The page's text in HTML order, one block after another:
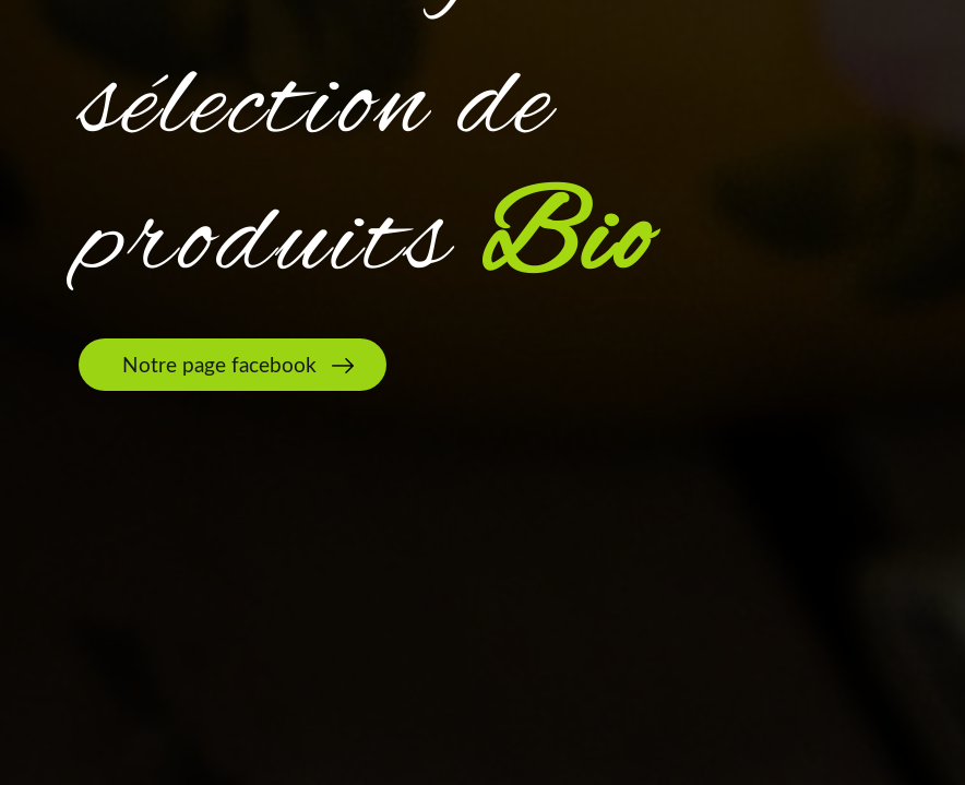
sélection de
produits Bio
Notre page facebook